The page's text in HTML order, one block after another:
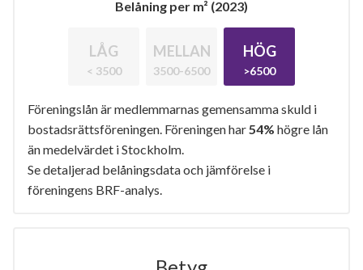
Belåning per m² (2023)
LÅG
< 3500
MELLAN
3500-6500
HÖG
>6500
Föreningslån är medlemmarnas gemensamma skuld i
bostadsrättsföreningen. Föreningen har54% högre lån
än medelvärdet i Stockholm.
Se detaljerad belåningsdata och jämförelse i
föreningens BRF-analys.